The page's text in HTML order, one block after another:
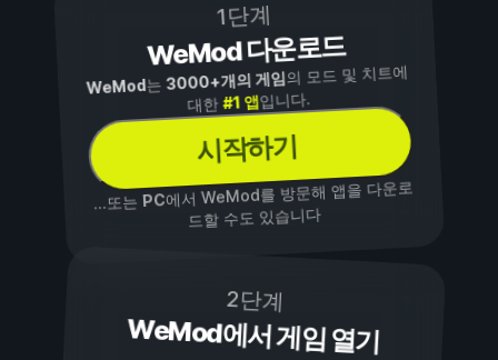
1단계
WeMod 다운로드
WeMod는3000+개의 게임의 모드 및 치트에
대한#1 앱입니다.
시작하기
...또는PC에서 WeMod를 방문해 앱을 다운로
드할 수도 있습니다
2단계
WeMod에서 게임 열기